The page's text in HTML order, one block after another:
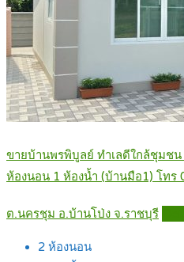
ขายบ้านพรพิบูลย์ ทำเลดีใกล้ชุมช
ห้องนอน 1 ห้องน้ำ (บ้านมือ1) โทร
ต.นครชุม อ.บ้านโป่ง จ.ราชบุรี
2 ห้องนอน